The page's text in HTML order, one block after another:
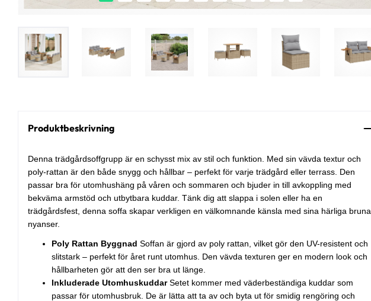
Produktbeskrivning
Denna trädgårdsoffgrupp är en schysst mix av stil och funktion. Med sin vävda textur och
poly-rattan är den både snygg och hållbar – perfekt för varje trädgård eller terrass. Den
passar bra för utomhushäng på våren och sommaren och bjuder in till avkoppling med
bekväma armstöd och utbytbara kuddar. Tänk dig att slappa i solen eller ha en
trädgårdsfest, denna soffa skapar verkligen en välkomnande känsla med sina härliga bruna
nyanser.
Poly Rattan Byggnad Soffan är gjord av poly rattan, vilket gör den UV-resistent och
slitstark – perfekt för året runt utomhus. Den vävda texturen ger en modern look och
hållbarheten gör att den ser bra ut länge.
Inkluderade UtomhuskuddarSetet kommer med väderbeständiga kuddar som
passar för utomhusbruk. De är lätta att ta av och byta ut för smidig rengöring och